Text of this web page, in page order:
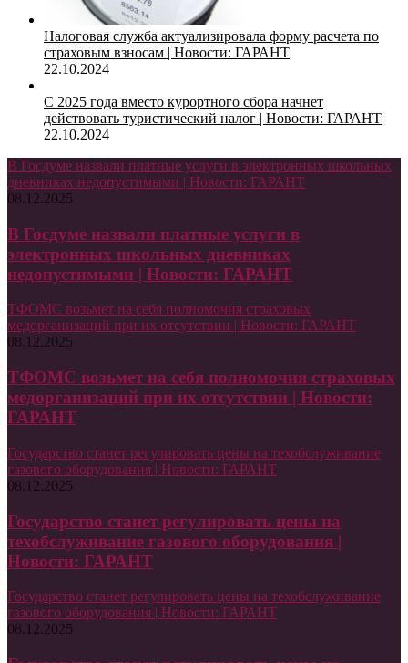
Налоговая служба актуализировала форму расчета по
страховым взносам | Новости: ГАРАНТ
22.10.2024
С 2025 года вместо курортного сбора начнет
действовать туристический налог | Новости: ГАРАНТ
22.10.2024
В Госдуме назвали платные услуги в электронных школьных
дневниках недопустимыми | Новости: ГАРАНТ
08.12.2025
В Госдуме назвали платные услуги в
электронных школьных дневниках
недопустимыми | Новости: ГАРАНТ
ТФОМС возьмет на себя полномочия страховых
медорганизаций при их отсутствии | Новости: ГАРАНТ
08.12.2025
ТФОМС возьмет на себя полномочия страховых
медорганизаций при их отсутствии | Новости:
ГАРАНТ
Государство станет регулировать цены на техобслуживание
газового оборудования | Новости: ГАРАНТ
08.12.2025
Государство станет регулировать цены на
техобслуживание газового оборудования |
Новости: ГАРАНТ
Государство станет регулировать цены на техобслуживание
газового оборудования | Новости: ГАРАНТ
08.12.2025